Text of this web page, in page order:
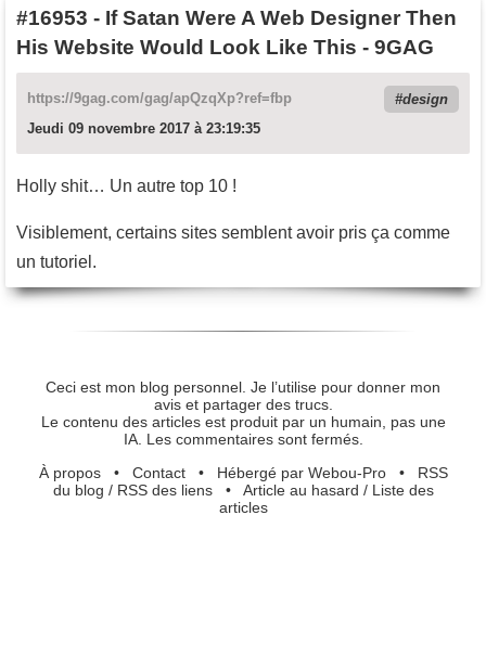
#16953 - If Satan Were A Web Designer Then
His Website Would Look Like This - 9GAG
https://9gag.com/gag/apQzqXp?ref=fbp
design
Jeudi 09 novembre 2017 à 23:19:35
Holly shit… Un autre top 10 !
Visiblement, certains sites semblent avoir pris ça comme
un tutoriel.
Ceci est mon blog personnel. Je l’utilise pour donner mon
avis et partager des trucs.
Le contenu des articles est produit par un humain, pas une
IA. Les commentaires sont fermés.
À propos• Contact• Hébergé par Webou-Pro• RSS
du blog / RSS des liens• Article au hasard / Liste des
articles